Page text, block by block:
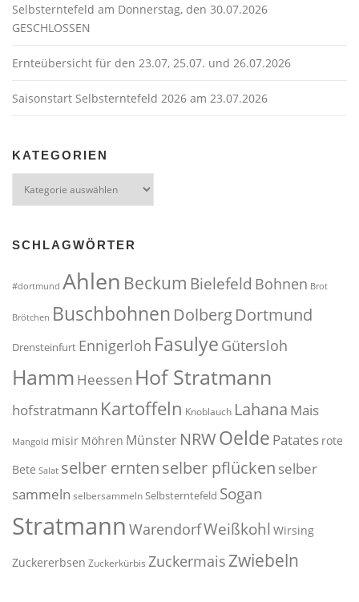
t
i
n
Selbsterntefeld am Donnerstag, den 30.07.2026
GESCHLOSSEN
Ernteübersicht für den 23.07, 25.07. und 26.07.2026
Saisonstart Selbsterntefeld 2026 am 23.07.2026
KATEGORIEN
SCHLAGWÖRTER
#dortmund Ahlen Beckum Bielefeld Bohnen Brot
Brötchen Buschbohnen DolbergDortmund
Drensteinfurt Ennigerloh Fasulye Gütersloh
Hamm Heessen Hof Stratmann
hofstratmann Kartoffeln Knoblauch Lahana Mais
Mangold misir Möhren Münster NRWOelde Patates rote
Bete Salat selber erntenselber pflücken selber
sammeln selbersammelnSelbsterntefeld Sogan
Stratmann WarendorfWeißkohl Wirsing
Zuckererbsen Zuckerkürbis Zuckermais Zwiebeln